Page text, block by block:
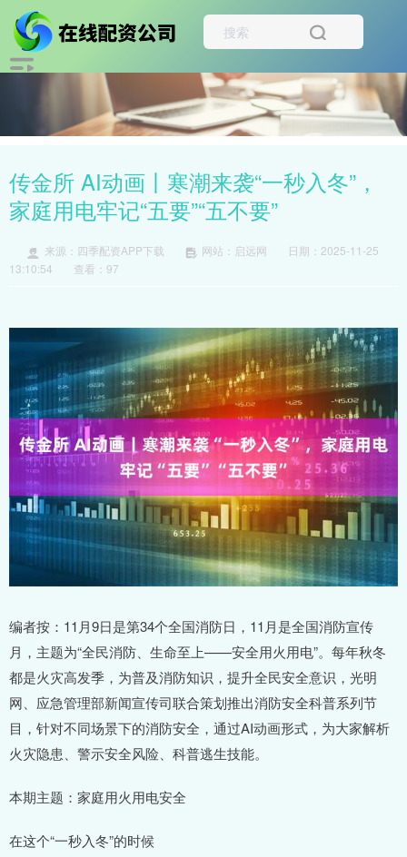
传金所 AI动画丨寒潮来袭“一秒入冬”，
家庭用电牢记“五要”“五不要”
来源：四季配资APP下载 网站：启远网
日期：2025-11-25
13:10:54
查看：97
编者按：11月9日是第34个全国消防日，11月是全国消防宣传
月，主题为“全民消防、生命至上——安全用火用电”。每年秋冬
都是火灾高发季，为普及消防知识，提升全民安全意识，光明
网、应急管理部新闻宣传司联合策划推出消防安全科普系列节
目，针对不同场景下的消防安全，通过AI动画形式，为大家解析
火灾隐患、警示安全风险、科普逃生技能。
本期主题：家庭用火用电安全
在这个“一秒入冬”的时候